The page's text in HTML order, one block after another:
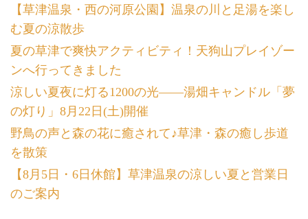
【草津温泉・西の河原公園】温泉の川と足湯を楽し
む夏の涼散歩
夏の草津で爽快アクティビティ！天狗山プレイゾー
ンへ行ってきました
涼しい夏夜に灯る1200の光――湯畑キャンドル「夢
の灯り」8月22日(土)開催
野鳥の声と森の花に癒されて♪草津・森の癒し歩道
を散策
【8月5日・6日休館】草津温泉の涼しい夏と営業日
のご案内